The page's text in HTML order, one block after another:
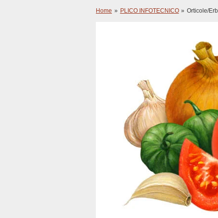
Home » PLICO INFOTECNICO » Orticole/